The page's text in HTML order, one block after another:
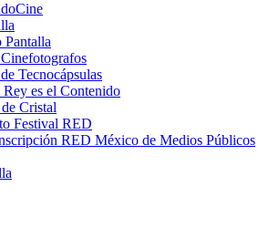
Pantalla
Tecnocápsulas
Rey es el Contenido
Cristal
Festival RED
RED México de Medios Públicos